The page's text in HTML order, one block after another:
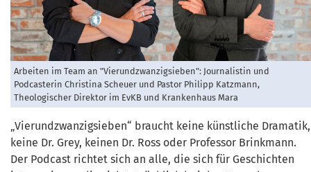
Arbeiten im Team an "Vierundzwanzigsieben": Journalistin und
Podcasterin Christina Scheuer und Pastor Philipp Katzmann,
Theologischer Direktor im EvKB und Krankenhaus Mara
„Vierundzwanzigsieben“ braucht keine künstliche Dramatik,
keine Dr. Grey, keinen Dr. Ross oder Professor Brinkmann.
Der Podcast richtet sich an alle, die sich für Geschichten